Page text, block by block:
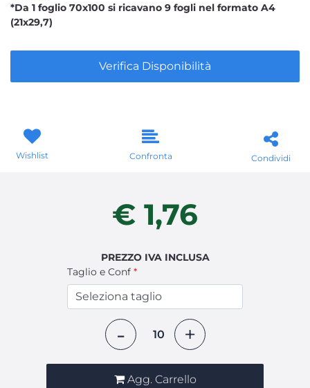
*Da 1 foglio 70x100 si ricavano 9 fogli nel formato A4
(21x29,7)
Verifica Disponibilità
Wishlist Confronta Condividi
€ 1,76
PREZZO IVA INCLUSA
Taglio e Conf*
Agg. Carrello